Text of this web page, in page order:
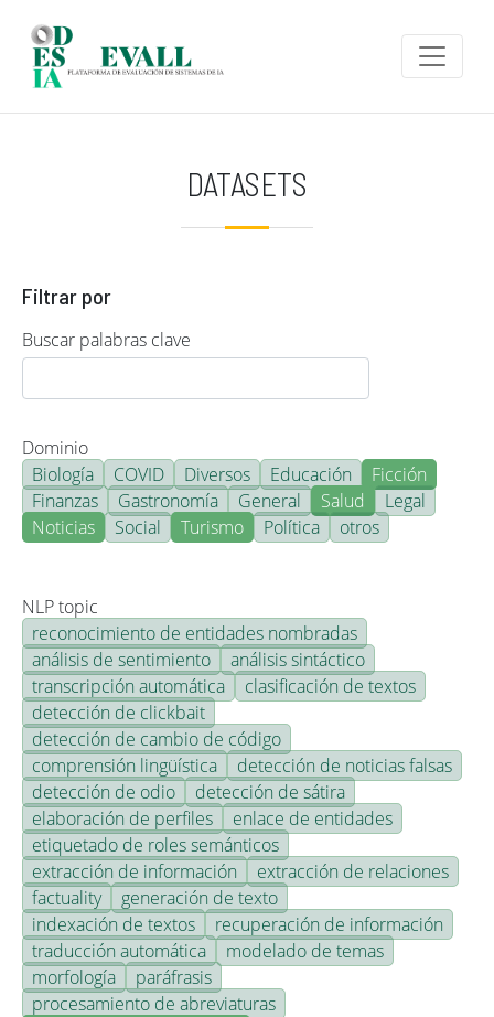
DATASETS
Filtrar por
Buscar palabras clave
Dominio
Biología
COVID Diversos Educación
Ficción
Finanzas
Gastronomía General Salud
Legal
Noticias
Social Turismo Política otros
NLP topic
reconocimiento de entidades nombradas
análisis de sentimiento
análisis sintáctico
transcripción automática
clasificación de textos
detección de clickbait
detección de cambio de código
comprensión lingüística
detección de noticias falsas
detección de odio
detección de sátira
elaboración de perfiles
enlace de entidades
etiquetado de roles semánticos
extracción de información
extracción de relaciones
factuality
generación de texto
indexación de textos
recuperación de información
traducción automática
modelado de temas
morfología
paráfrasis
procesamiento de abreviaturas